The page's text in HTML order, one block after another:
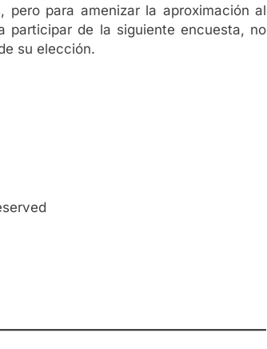
para amenizar la aproximación al
participar de la siguiente encuesta, no
su elección.